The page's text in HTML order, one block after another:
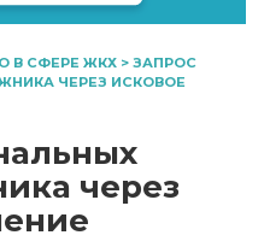
В СФЕРЕ ЖКХ > ЗАПРОС
ЧЕРЕЗ ИСКОВОЕ
через